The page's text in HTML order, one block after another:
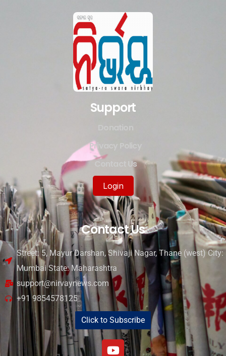
Support
Privacy Policy
Contact Us
Login
Contact Us
Street: 5, Mayur Darshan, Shivaji Nagar, Thane (west) City:
Mumbai State: Maharashtra
support@nirvaynews.com
+91 9854578125
Click to Subscribe